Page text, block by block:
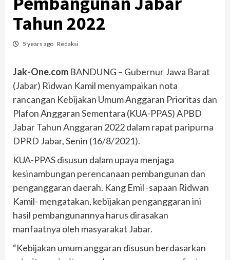
Tahun 2022
5 years ago Redaksi
Jak-One.com BANDUNG – Gubernur Jawa Barat
(Jabar) Ridwan Kamil menyampaikan nota
rancangan Kebijakan Umum Anggaran Prioritas dan
Plafon Anggaran Sementara (KUA-PPAS) APBD
Jabar Tahun Anggaran 2022 dalam rapat paripurna
DPRD Jabar, Senin (16/8/2021).
KUA-PPAS disusun dalam upaya menjaga
kesinambungan perencanaan pembangunan dan
penganggaran daerah. Kang Emil -sapaan Ridwan
Kamil- mengatakan, kebijakan penganggaran ini
hasil pembangunannya harus dirasakan
manfaatnya oleh masyarakat Jabar.
“Kebijakan umum anggaran disusun berdasarkan